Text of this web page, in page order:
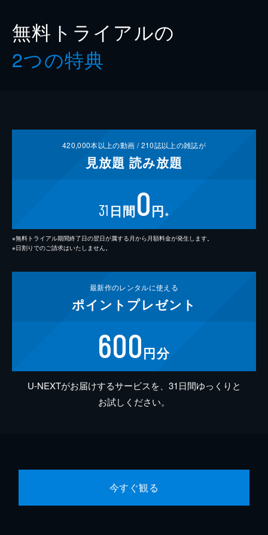
無料トライアルの
2つの特典
420,000本以上の動画 /210誌以上の雑誌が
見放題 読み放題
31 日間0円 ※
※無料トライアル期間終了日の翌日が属する月から月額料金が発生します。
※日割りでのご請求はいたしません。
最新作のレンタルに使える
ポイント プレゼント
600円分
U-NEXTがお届けするサービスを、31日間ゆっくりと
お試しください。
今すぐ観る